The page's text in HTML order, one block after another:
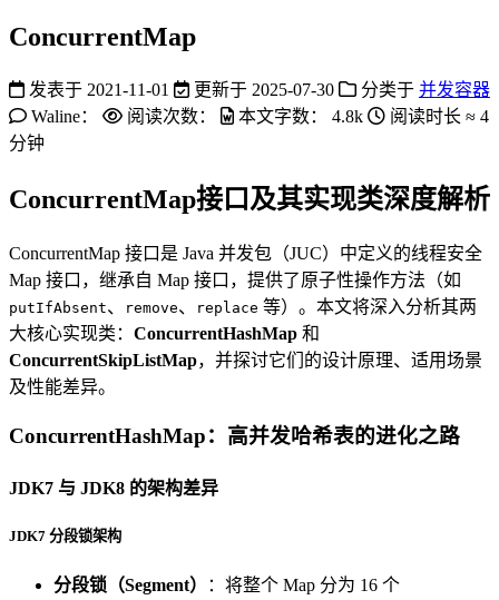
ConcurrentMap
发表于 2021-11-01 更新于 2025-07-30 分类于 并发容器
Waline：
阅读次数： 本文字数： 4.8k 阅读时长 ≈ 4
分钟
ConcurrentMap接口及其实现类深度解析
ConcurrentMap 接口是 Java 并发包（JUC）中定义的线程安全
Map 接口，继承自 Map 接口，提供了原子性操作方法（如
putIfAbsent、 remove、 replace 等）。本文将深入分析其两
大核心实现类： ConcurrentHashMap 和
ConcurrentSkipListMap，并探讨它们的设计原理、适用场景
及性能差异。
ConcurrentHashMap：高并发哈希表的进化之路
JDK7 与 JDK8 的架构差异
JDK7 分段锁架构
分段锁（Segment）
：将整个 Map 分为 16 个